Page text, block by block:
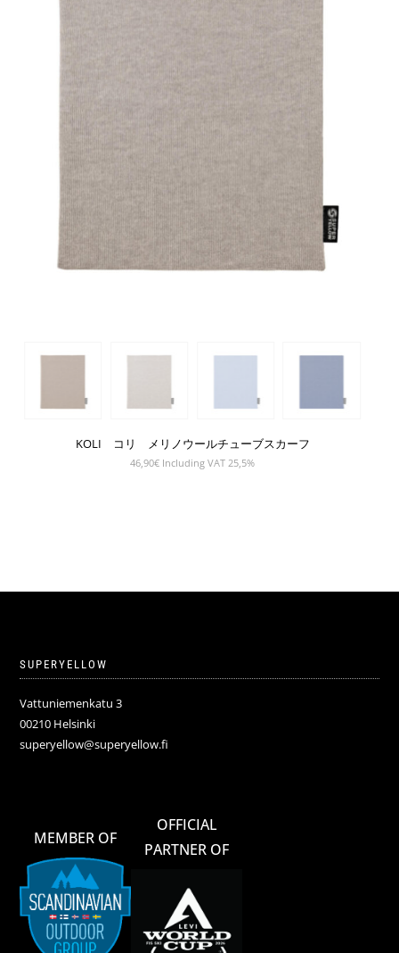
KOLI コリ メリノウールチューブスカーフ
46,90€ Including VAT 25,5%
SUPERYELLOW
Vattuniemenkatu 3
00210 Helsinki
superyellow@superyellow.fi
MEMBER OF
OFFICIAL
PARTNER OF